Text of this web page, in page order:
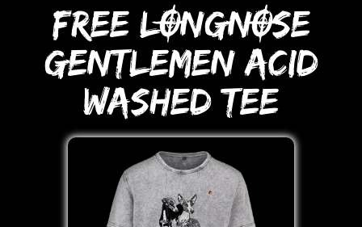
FREE LONGNOSE
GENTLEMEN ACID
WASHED TEE